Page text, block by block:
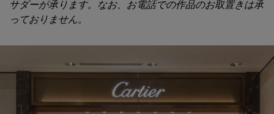
サダーが承ります。なお、お電話での作品のお取置きは承
っておりません。